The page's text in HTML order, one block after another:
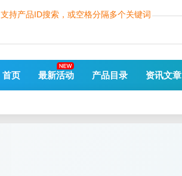
支持产品ID搜索，或空格分隔多个关键词
首页 最新活动 产品目录 资讯文章